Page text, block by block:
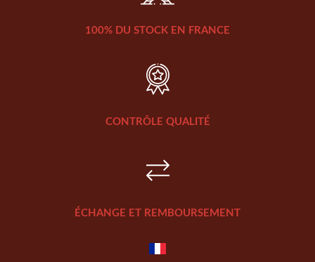
100% DU STOCK EN FRANCE
CONTRÔLE QUALITÉ
ÉCHANGE ET REMBOURSEMENT